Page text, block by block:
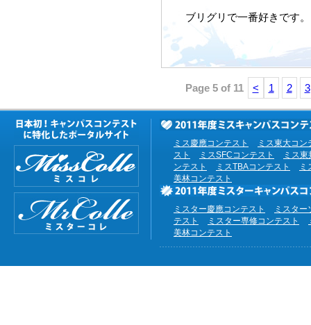
ブリグリで一番好きです。
Page 5 of 11 < 1 2 3
ミス慶應コンテスト
ミス東大コン
スト
ミスSFCコンテスト
ミス
ンテスト
ミスTBAコンテスト
ミ
美林コンテスト
ミスター慶應コンテスト
ミスタ
テスト
ミスター専修コンテスト
美林コンテスト